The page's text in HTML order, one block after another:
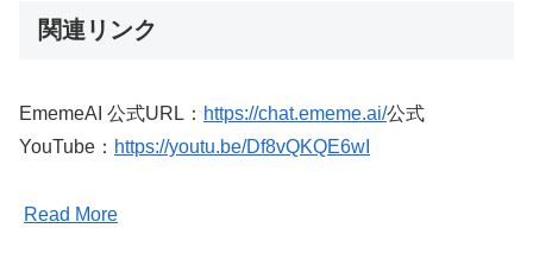
関連リンク
EmemeAI 公式URL： https://chat.ememe.ai/公式
YouTube： https://youtu.be/Df8vQKQE6wI
Read More